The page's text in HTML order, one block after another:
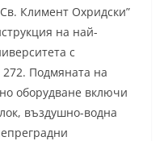
Климент Охридски”
на най-
с
272. Подмяната на
оборудване включи
въздушно-водна